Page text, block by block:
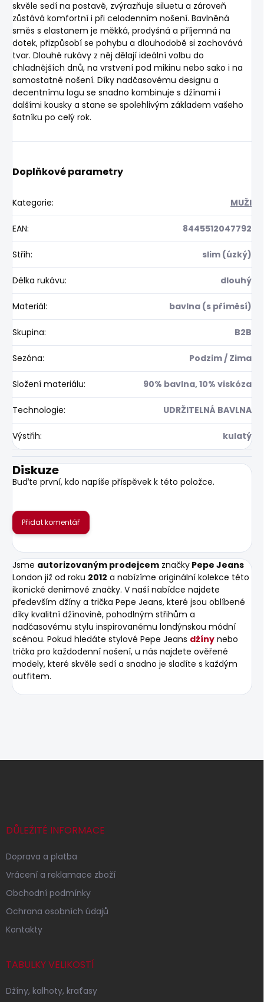
skvěle sedí na postavě, zvýrazňuje siluetu a zároveň
zůstává komfortní i při celodenním nošení. Bavlněná
směs s elastanem je měkká, prodyšná a příjemná na
dotek, přizpůsobí se pohybu a dlouhodobě si zachovává
tvar. Dlouhé rukávy z něj dělají ideální volbu do
chladnějších dnů, na vrstvení pod mikinu nebo sako i na
samostatné nošení. Díky nadčasovému designu a
decentnímu logu se snadno kombinuje s džínami i
dalšími kousky a stane se spolehlivým základem vašeho
šatníku po celý rok.
Doplňkové parametry
Kategorie: MUŽI
EAN: 8445512047792
Střih: slim (úzký)
Délka rukávu: dlouhý
Materiál: bavlna (s příměsí)
Skupina: B2B
Sezóna: Podzim / Zima
Složení materiálu: 90% bavlna, 10% viskóza
Technologie: UDRŽITELNÁ BAVLNA
Výstřih: kulatý
Diskuze
Buďte první, kdo napíše příspěvek k této položce.
Přidat komentář
Jsme autorizovaným prodejcem značky Pepe Jeans
London již od roku 2012 a nabízíme originální kolekce této
ikonické denimové značky. V naší nabídce najdete
především džíny a trička Pepe Jeans, které jsou oblíbené
díky kvalitní džínovině, pohodlným střihům a
nadčasovému stylu inspirovanému londýnskou módní
scénou. Pokud hledáte stylové Pepe Jeans džíny nebo
trička pro každodenní nošení, u nás najdete ověřené
modely, které skvěle sedí a snadno je sladíte s každým
outfitem.
Z
DŮLEŽITÉ INFORMACE
Doprava a platba
Vrácení a reklamace zboží
Obchodní podmínky
Ochrana osobních údajů
Kontakty
TABULKY VELIKOSTÍ
Džíny, kalhoty, kraťasy